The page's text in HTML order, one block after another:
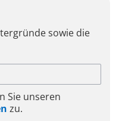
sowie die
Sie unseren
zu.